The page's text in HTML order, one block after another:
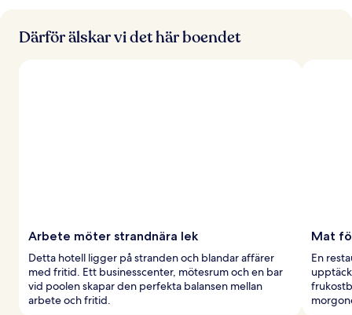
Därför älskar vi det här boendet
Arbete möter strandnära lek
Detta hotell ligger på stranden och blandar affärer
med fritid. Ett businesscenter, mötesrum och en bar
vid poolen skapar den perfekta balansen mellan
arbete och fritid.
Mat
En